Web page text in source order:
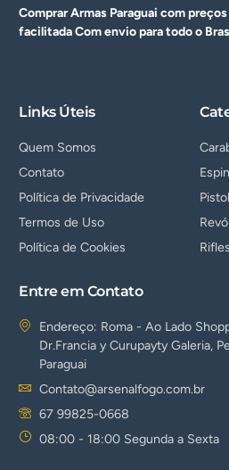
Comprar Armas Paraguai com
facilitada Com envio para todo o
Links Úteis
Quem Somos
Contato
Política de Privacidade
Termos de Uso
Política de Cookies
Rifles
Entre em Contato
Endereço: Roma - Ao Lado
Dr.Francia y Curupayty Galeria,
Paraguai
Contato@arsenalfogo.com.br
67 99825-0668
08:00 - 18:00 Segunda a Sexta